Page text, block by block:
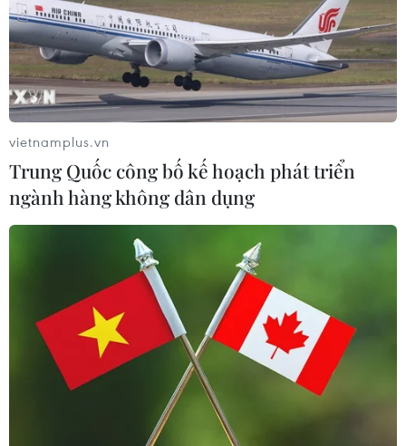
vietnamplus.vn
Trung Quốc công bố kế hoạch phát triển
ngành hàng không dân dụng